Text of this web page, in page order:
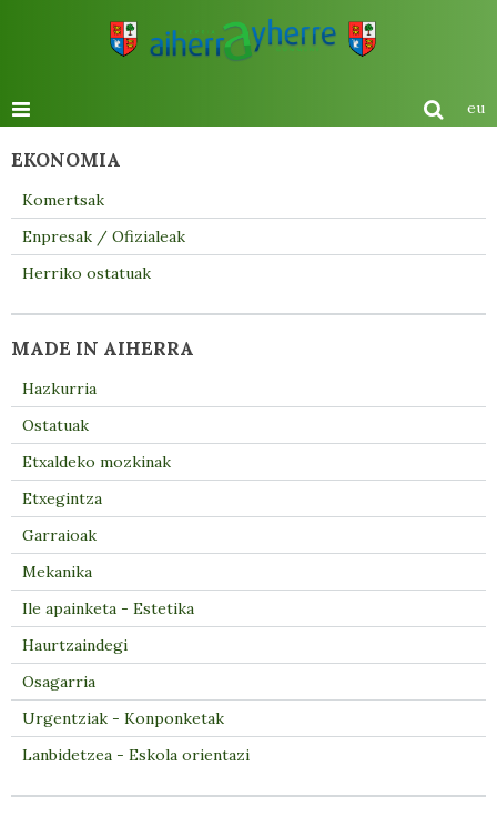
eu
EKONOMIA
Komertsak
Enpresak / Ofizialeak
Herriko ostatuak
MADE IN AIHERRA
Hazkurria
Ostatuak
Etxaldeko mozkinak
Etxegintza
Garraioak
Mekanika
Ile apainketa - Estetika
Haurtzaindegi
Osagarria
Urgentziak - Konponketak
Lanbidetzea - Eskola orientazi